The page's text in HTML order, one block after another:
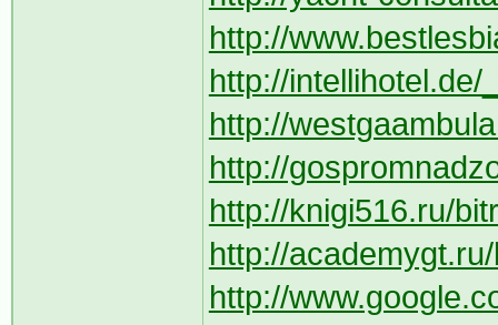
http://
http://
http://
http://
http://knigi516.ru/
http://
http://